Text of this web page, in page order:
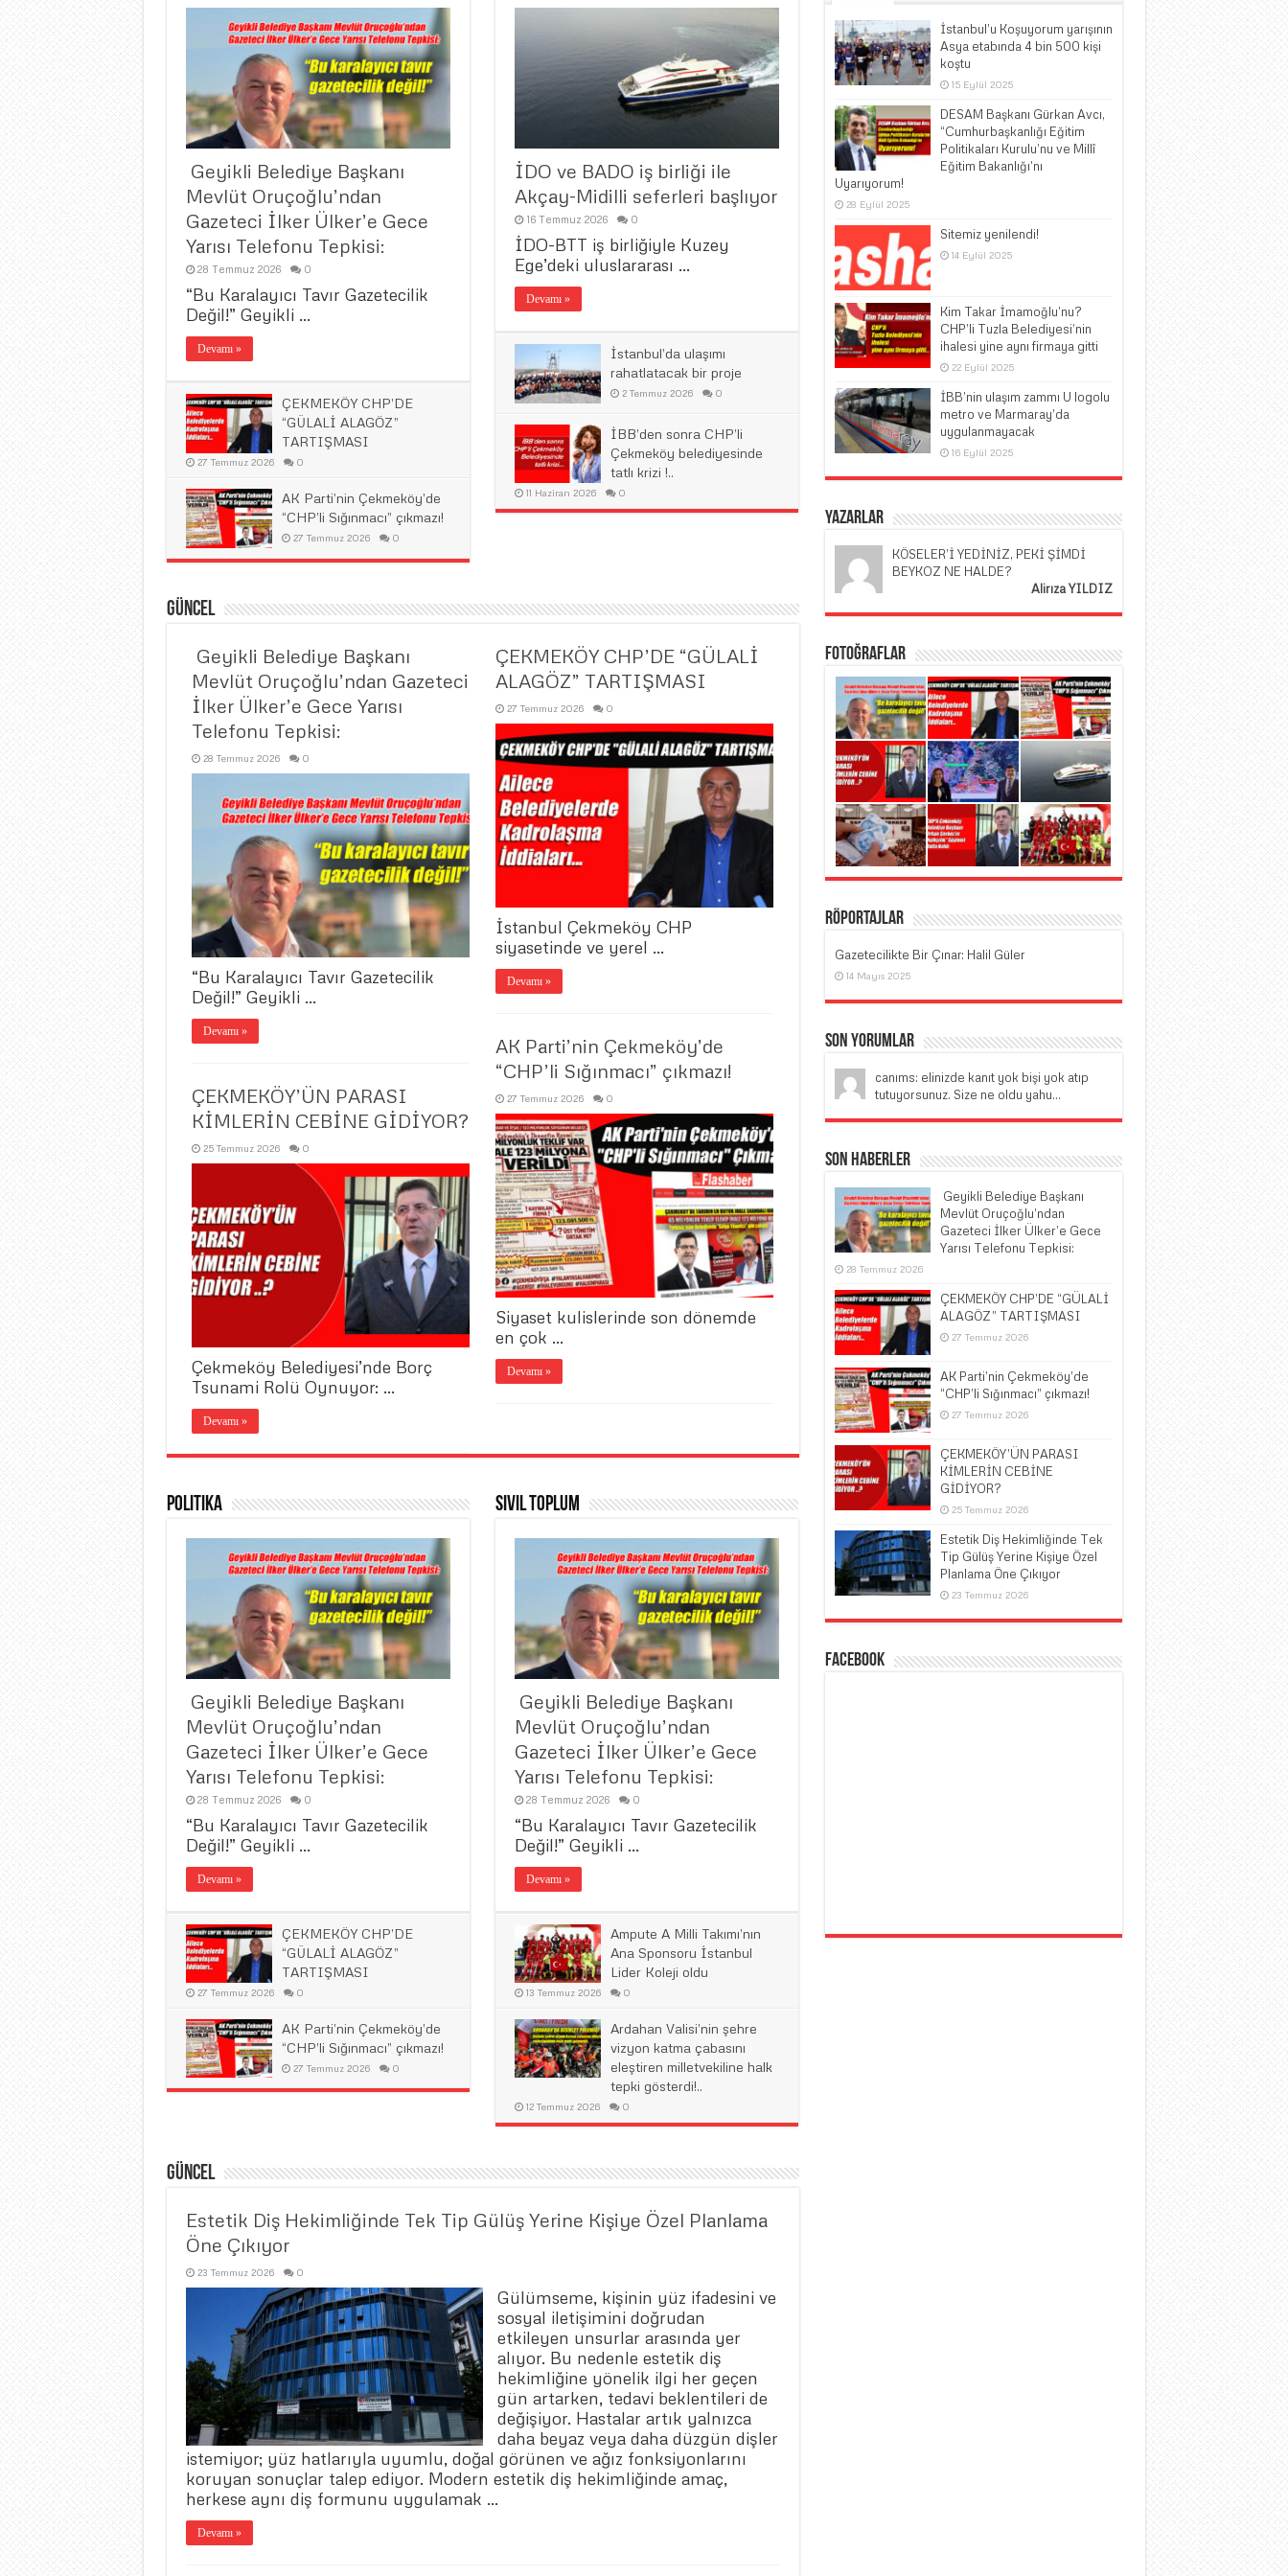
​ Geyikli Belediye Başkanı
Mevlüt Oruçoğlu’ndan
Gazeteci İlker Ülker’e Gece
Yarısı Telefonu Tepkisi:
28 Temmuz 2026 0
“Bu Karalayıcı Tavır Gazetecilik
Değil!” ​Geyikli …
Devamı »
ÇEKMEKÖY CHP’DE
“GÜLALİ ALAGÖZ”
TARTIŞMASI
27 Temmuz 2026 0
AK Parti’nin Çekmeköy’de
“CHP’li Sığınmacı” çıkmazı!
27 Temmuz 2026 0
İDO ve BADO iş birliği ile
Akçay-Midilli seferleri başlıyor
16 Temmuz 2026 0
İDO-BTT iş birliğiyle Kuzey
Ege’deki uluslararası …
Devamı »
İstanbul’da ulaşımı
rahatlatacak bir proje
2 Temmuz 2026 0
İBB’den sonra CHP’li
Çekmeköy belediyesinde
tatlı krizi !..
11 Haziran 2026 0
Güncel
​ Geyikli Belediye Başkanı
Mevlüt Oruçoğlu’ndan Gazeteci
İlker Ülker’e Gece Yarısı
Telefonu Tepkisi:
28 Temmuz 2026 0
“Bu Karalayıcı Tavır Gazetecilik
Değil!” ​Geyikli …
Devamı »
ÇEKMEKÖY CHP’DE “GÜLALİ
ALAGÖZ” TARTIŞMASI
27 Temmuz 2026 0
İstanbul Çekmeköy CHP
siyasetinde ve yerel …
Devamı »
AK Parti’nin Çekmeköy’de
“CHP’li Sığınmacı” çıkmazı!
27 Temmuz 2026 0
Siyaset kulislerinde son dönemde
en çok …
Devamı »
ÇEKMEKÖY’ÜN PARASI
KİMLERİN CEBİNE GİDİYOR?
25 Temmuz 2026 0
Çekmeköy Belediyesi’nde Borç
Tsunami Rolü Oynuyor: …
Devamı »
Politika
​ Geyikli Belediye Başkanı
Mevlüt Oruçoğlu’ndan
Gazeteci İlker Ülker’e Gece
Yarısı Telefonu Tepkisi:
28 Temmuz 2026 0
“Bu Karalayıcı Tavır Gazetecilik
Değil!” ​Geyikli …
Devamı »
ÇEKMEKÖY CHP’DE
“GÜLALİ ALAGÖZ”
TARTIŞMASI
27 Temmuz 2026 0
AK Parti’nin Çekmeköy’de
“CHP’li Sığınmacı” çıkmazı!
27 Temmuz 2026 0
Sivil Toplum
​ Geyikli Belediye Başkanı
Mevlüt Oruçoğlu’ndan
Gazeteci İlker Ülker’e Gece
Yarısı Telefonu Tepkisi:
28 Temmuz 2026 0
“Bu Karalayıcı Tavır Gazetecilik
Değil!” ​Geyikli …
Devamı »
Ampute A Milli Takımı’nın
Ana Sponsoru İstanbul
Lider Koleji oldu
13 Temmuz 2026 0
Ardahan Valisi’nin şehre
vizyon katma çabasını
eleştiren milletvekiline halk
tepki gösterdi!..
12 Temmuz 2026 0
Güncel
Estetik Diş Hekimliğinde Tek Tip Gülüş Yerine Kişiye Özel Planlama
Öne Çıkıyor
23 Temmuz 2026 0
Gülümseme, kişinin yüz ifadesini ve
sosyal iletişimini doğrudan
etkileyen unsurlar arasında yer
alıyor. Bu nedenle estetik diş
hekimliğine yönelik ilgi her geçen
gün artarken, tedavi beklentileri de
değişiyor. Hastalar artık yalnızca
daha beyaz veya daha düzgün dişler
istemiyor; yüz hatlarıyla uyumlu, doğal görünen ve ağız fonksiyonlarını
koruyan sonuçlar talep ediyor. Modern estetik diş hekimliğinde amaç,
herkese aynı diş formunu uygulamak …
Devamı »
İstanbul’u Koşuyorum yarışının
Asya etabında 4 bin 500 kişi
koştu
15 Eylül 2025
DESAM Başkanı Gürkan Avcı,
“Cumhurbaşkanlığı Eğitim
Politikaları Kurulu’nu ve Millî
Eğitim Bakanlığı’nı
Uyarıyorum!
28 Eylül 2025
Sitemiz yenilendi!
14 Eylül 2025
Kim Takar İmamoğlu’nu?
CHP’li Tuzla Belediyesi’nin
ihalesi yine aynı firmaya gitti
22 Eylül 2025
İBB’nin ulaşım zammı U logolu
metro ve Marmaray’da
uygulanmayacak
16 Eylül 2025
Yazarlar
KÖSELER’İ YEDİNİZ, PEKİ ŞİMDİ
BEYKOZ NE HALDE?
Alirıza YILDIZ
Fotoğraflar
Röportajlar
Gazetecilikte Bir Çınar: Halil Güler
14 Mayıs 2025
Son Yorumlar
canıms: elinizde kanıt yok bişi yok atıp
tutuyorsunuz. Size ne oldu yahu...
Son Haberler
​ Geyikli Belediye Başkanı
Mevlüt Oruçoğlu’ndan
Gazeteci İlker Ülker’e Gece
Yarısı Telefonu Tepkisi:
28 Temmuz 2026
ÇEKMEKÖY CHP’DE “GÜLALİ
ALAGÖZ” TARTIŞMASI
27 Temmuz 2026
AK Parti’nin Çekmeköy’de
“CHP’li Sığınmacı” çıkmazı!
27 Temmuz 2026
ÇEKMEKÖY’ÜN PARASI
KİMLERİN CEBİNE
GİDİYOR?
25 Temmuz 2026
Estetik Diş Hekimliğinde Tek
Tip Gülüş Yerine Kişiye Özel
Planlama Öne Çıkıyor
23 Temmuz 2026
Facebook